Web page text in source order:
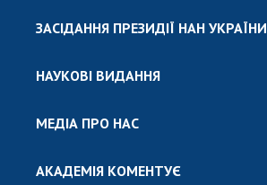
ЗАСІДАННЯ ПРЕЗИДІЇ НАН УКРАЇНИ
НАУКОВІ ВИДАННЯ
МЕДІА ПРО НАС
АКАДЕМІЯ КОМЕНТУЄ